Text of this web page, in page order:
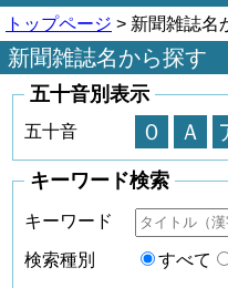
トップページ > 新聞雑誌名
新聞雑誌名から探す
五十音別表示
五十音 ０ Ａ
キーワード検索
キーワード
検索種別 すべて